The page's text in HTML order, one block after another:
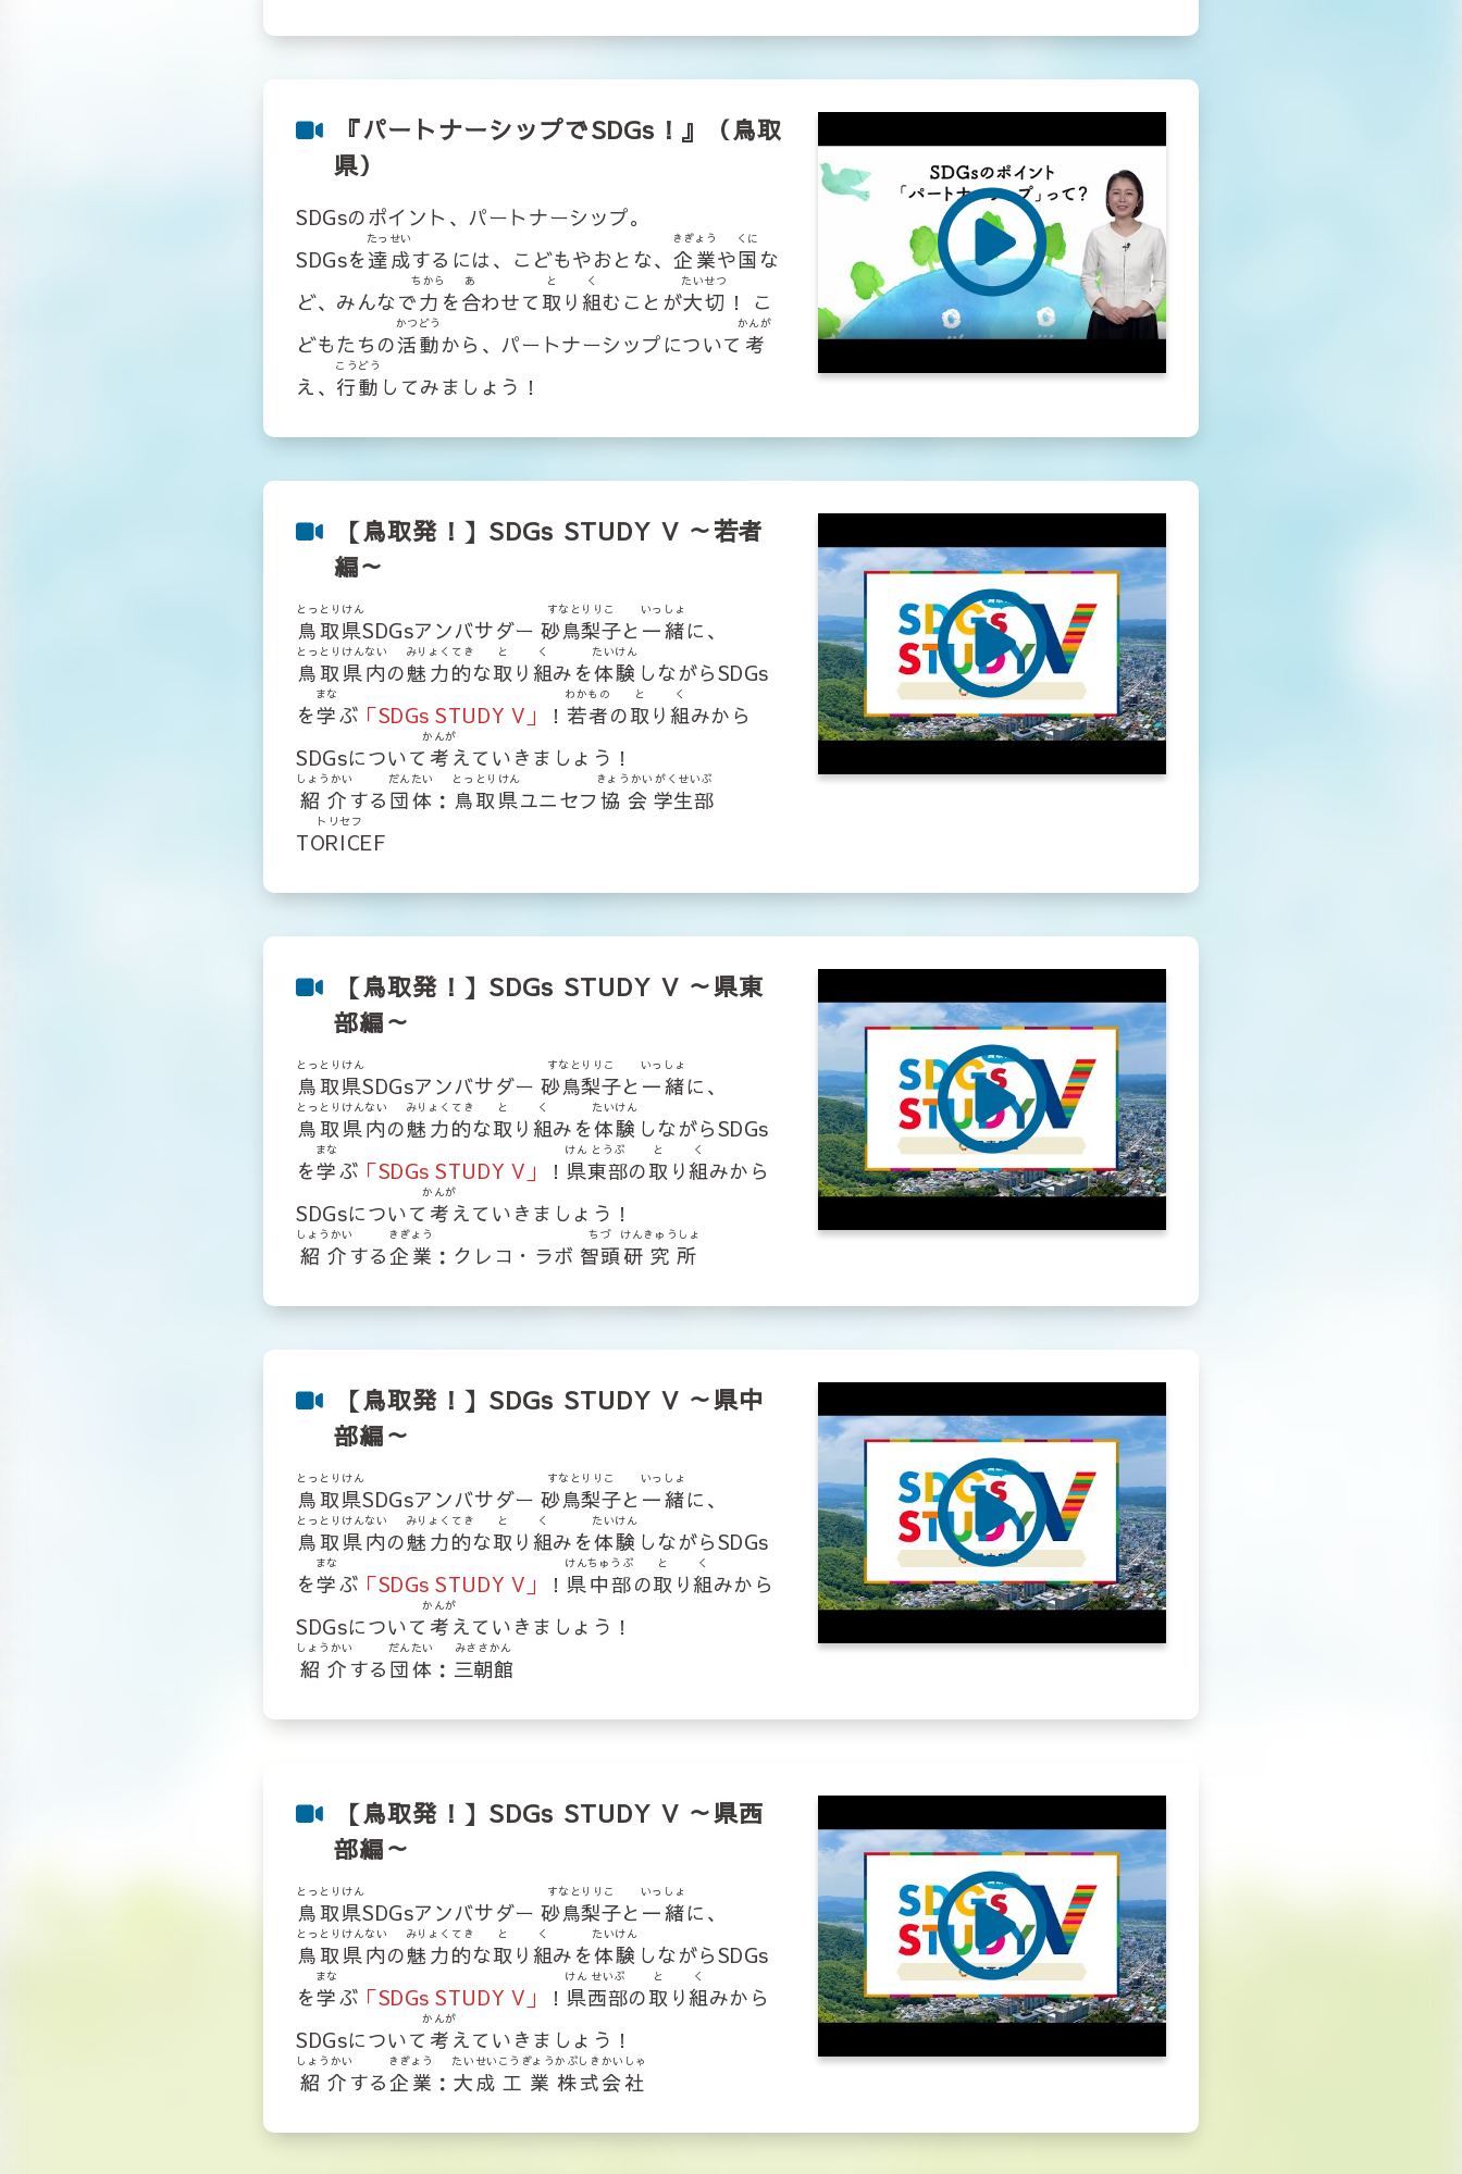
『パートナーシップでSDGs！』（鳥取
県）
SDGsのポイント、パートナーシップ。
SDGsを達成
たっせい
するには、こどもやおとな、 企業
きぎょう
や国
くに
な
ど、みんなで力
ちから
を合
あ
わせて取
と
り 組
く
むことが大切
たいせつ
！ こ
どもたちの活動
かつどう
から、パートナーシップについて 考
かんが
え、 行動
こうどう
してみましょう！
【鳥取発！】SDGs STUDY V ～若者
編～
鳥取県
とっとりけん
SDGsアンバサダー砂鳥梨子
すなとりりこ
と 一緒
いっしょ
に、
鳥取県内
とっとりけんない
の魅力的
みりょくてき
な取
と
り 組
く
みを体験
たいけん
しながらSDGs
を学
まな
ぶ 「SDGs STUDY V」 ！ 若者
わかもの
の取
と
り組
く
みから
SDGsについて 考
かんが
えていきましょう！
紹介
しょうかい
する 団体
だんたい
： 鳥取県
とっとりけん
ユニセフ 協会
きょうかい
学生部
がくせいぶ
TORICEF
トリセフ
【鳥取発！】SDGs STUDY V ～県東
部編～
鳥取県
とっとりけん
SDGsアンバサダー砂鳥梨子
すなとりりこ
と 一緒
いっしょ
に、
鳥取県内
とっとりけんない
の魅力的
みりょくてき
な取
と
り 組
く
みを体験
たいけん
しながらSDGs
を学
まな
ぶ 「SDGs STUDY V」 ！ 県
けん
東部
とうぶ
の取
と
り組
く
みから
SDGsについて 考
かんが
えていきましょう！
紹介
しょうかい
する企業
きぎょう
：クレコ・ラボ 智頭
ちづ
研究所
けんきゅうしょ
【鳥取発！】SDGs STUDY V ～県中
部編～
鳥取県
とっとりけん
SDGsアンバサダー砂鳥梨子
すなとりりこ
と 一緒
いっしょ
に、
鳥取県内
とっとりけんない
の魅力的
みりょくてき
な取
と
り 組
く
みを体験
たいけん
しながらSDGs
を学
まな
ぶ 「SDGs STUDY V」 ！ 県
けん
中部
ちゅうぶ
の取
と
り組
く
みから
SDGsについて 考
かんが
えていきましょう！
紹介
しょうかい
する 団体
だんたい
： 三朝館
みささかん
【鳥取発！】SDGs STUDY V ～県西
部編～
鳥取県
とっとりけん
SDGsアンバサダー砂鳥梨子
すなとりりこ
と 一緒
いっしょ
に、
鳥取県内
とっとりけんない
の魅力的
みりょくてき
な取
と
り 組
く
みを体験
たいけん
しながらSDGs
を学
まな
ぶ 「SDGs STUDY V」 ！ 県
けん
西部
せいぶ
の取
と
り組
く
みから
SDGsについて 考
かんが
えていきましょう！
紹介
しょうかい
する企業
きぎょう
： 大成
たいせい
工業
こうぎょう
株式会社
かぶしきかいしゃ